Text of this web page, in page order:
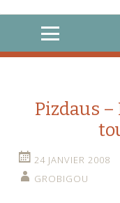
MENU
WIDGETS
RECHERCHE
Pizdaus –
24 JANVIER 2008
GROBIGOU